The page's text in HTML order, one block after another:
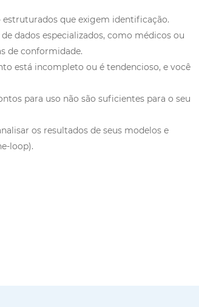
que exigem identificação.
dados especializados, como médicos ou
de conformidade.
está incompleto ou é tendencioso, e você
para uso não são suficientes para o seu
os resultados de seus modelos e
loop).